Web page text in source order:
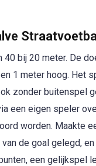
40 bij 20 meter. De
1 meter hoog. Het
zonder buitenspel
een eigen speler
worden. Maakte
de goal gelegd,
een gelijkspel